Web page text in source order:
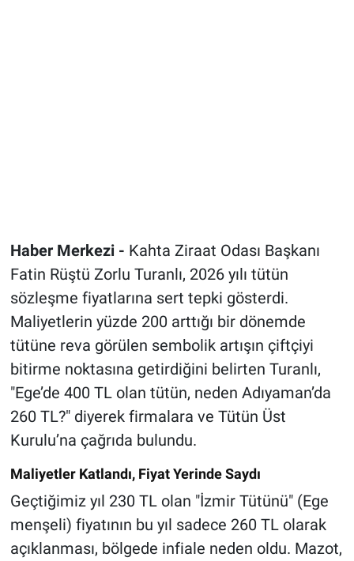
Haber Merkezi - Kahta Ziraat Odası Başkanı
Fatin Rüştü Zorlu Turanlı, 2026 yılı tütün
sözleşme fiyatlarına sert tepki gösterdi.
Maliyetlerin yüzde 200 arttığı bir dönemde
tütüne reva görülen sembolik artışın çiftçiyi
bitirme noktasına getirdiğini belirten Turanlı,
"Ege’de 400 TL olan tütün, neden Adıyaman’da
260 TL?" diyerek firmalara ve Tütün Üst
Kurulu’na çağrıda bulundu.
Maliyetler Katlandı, Fiyat Yerinde Saydı
Geçtiğimiz yıl 230 TL olan "İzmir Tütünü" (Ege
menşeli) fiyatının bu yıl sadece 260 TL olarak
açıklanması, bölgede infiale neden oldu. Mazot,